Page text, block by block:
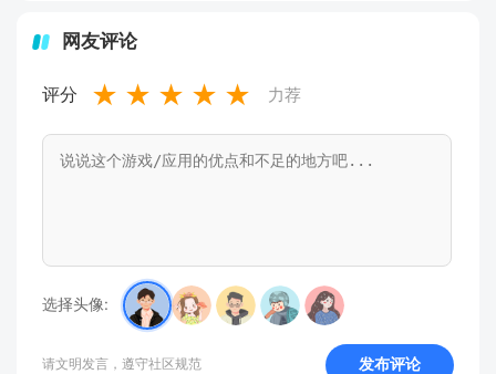
网友评论
评分 ★ ★ ★ ★ ★ 力荐
选择头像:
请文明发言，遵守社区规范 发布评论